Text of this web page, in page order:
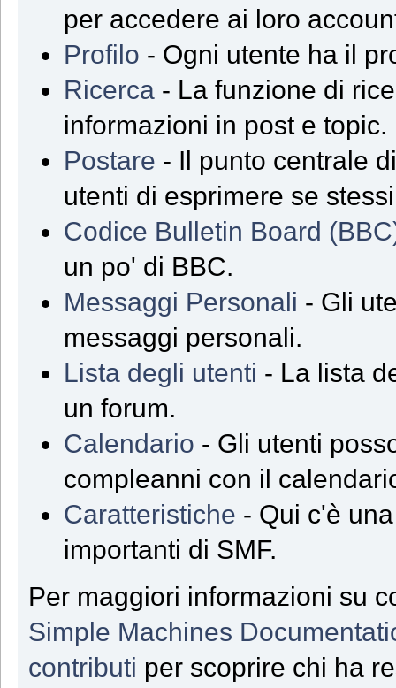
per accedere ai loro
Profilo - Ogni utente ha il
Ricerca - La funzione di
informazioni in post e topic.
Postare - Il punto centrale
utenti di esprimere se
Codice Bulletin Board
un po' di BBC.
Messaggi Personali - Gli
messaggi personali.
Lista degli utenti - La lista
un forum.
Calendario - Gli utenti
compleanni con il
Caratteristiche - Qui c'è
importanti di SMF.
Per maggiori informazioni su
Simple Machines
contributi per scoprire chi ha